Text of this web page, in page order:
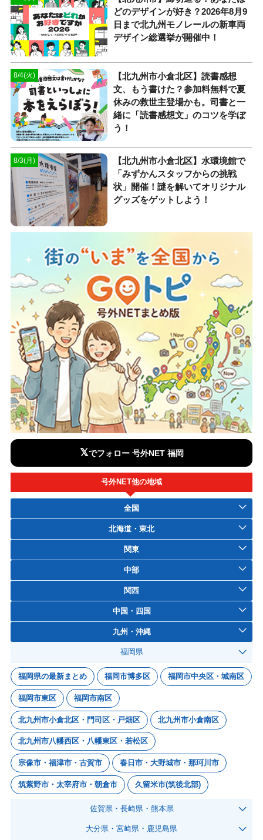
どのデザインが好き？2026年8月9
日まで北九州モノレールの新車両
デザイン総選挙が開催中！
8/4(火)
【北九州市小倉北区】読書感想
文、もう書けた？参加料無料で夏
休みの救世主登場かも。司書と一
緒に「読書感想文」のコツを学ぼ
う！
8/3(月)
【北九州市小倉北区】水環境館で
「みずかんスタッフからの挑戦
状」開催！謎を解いてオリジナル
グッズをゲットしよう！
𝕏でフォロー 号外NET 福岡
号外NET他の地域
全国
北海道・東北
関東
中部
関西
中国・四国
九州・沖縄
福岡県
福岡県の最新まとめ 福岡市博多区 福岡市中央区・城南区
福岡市東区 福岡市南区
北九州市小倉北区・門司区・戸畑区 北九州市小倉南区
北九州市八幡西区・八幡東区・若松区
宗像市・福津市・古賀市 春日市・大野城市・那珂川市
筑紫野市・太宰府市・朝倉市 久留米市(筑後北部)
佐賀県・長崎県・熊本県
大分県・宮崎県・鹿児島県